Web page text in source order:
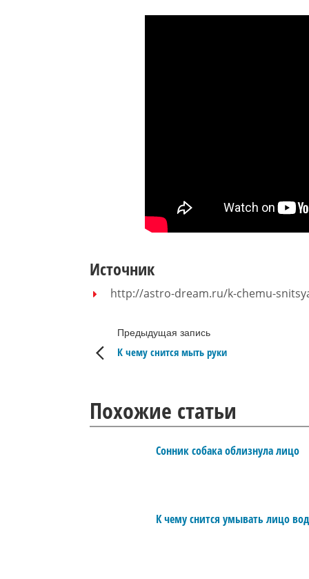
Источник
http://astro-dream.ru/k-chemu-
Предыдущая запись
К чему снится мыть руки
Похожие статьи
Сонник собака облизнула лицо
К чему снится умывать лицо